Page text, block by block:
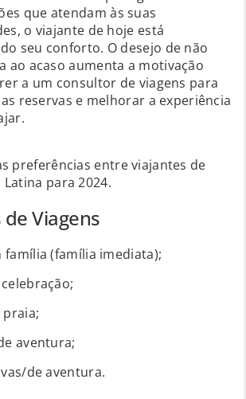
que atendam às suas
o viajante de hoje está
seu conforto. O desejo de não
ao acaso aumenta a motivação
a um consultor de viagens para
reservas e melhorar a experiência
preferências entre viajantes de
para 2024.
Viagens
família (família imediata);
praia;
aventura;
de aventura.